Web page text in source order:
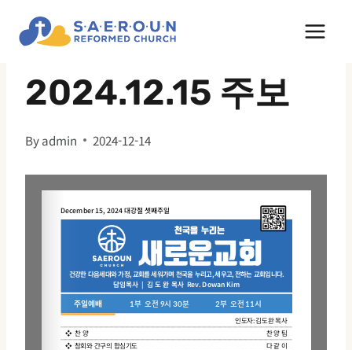
2024.12.15 주보
Byadmin 2024-12-14